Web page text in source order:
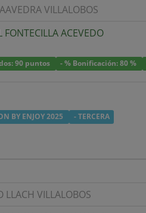
VILLALOBOS
FONTECILLA ACEVEDO
90 puntos - % Bonificación: 80 %
BY ENJOY 2025 - TERCERA
LLACH VILLALOBOS